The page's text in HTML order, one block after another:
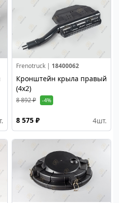
Frenotruck | 18400062
Кронштейн крыла правый
(4х2)
8 892 ₽ -4%
8 575 ₽ 4шт.